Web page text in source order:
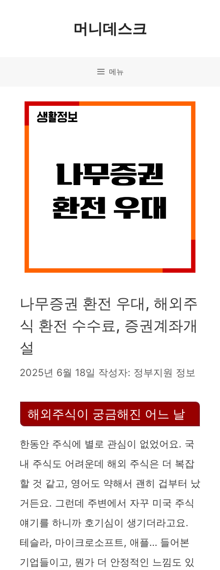
머니데스크
메뉴
나무증권 환전 우대, 해외주
식 환전 수수료, 증권계좌개
설
2025년 6월 18일 작성자: 정부지원 정보
해외주식이 궁금해진 어느 날
한동안 주식에 별로 관심이 없었어요. 국
내 주식도 어려운데 해외 주식은 더 복잡
할 것 같고, 영어도 약해서 괜히 겁부터 났
거든요. 그런데 주변에서 자꾸 미국 주식
얘기를 하니까 호기심이 생기더라고요.
테슬라, 마이크로소프트, 애플… 들어본
기업들이고, 뭔가 더 안정적인 느낌도 있